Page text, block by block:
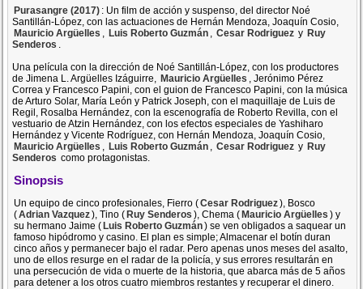
Purasangre (2017) : Un film de acción y suspenso, del director Noé
Santillán-López, con las actuaciones de Hernán Mendoza, Joaquín Cosio,
Mauricio Argüelles , Luis Roberto Guzmán , Cesar Rodriguez y Ruy
Senderos .
Una película con la dirección de Noé Santillán-López, con los productores
de Jimena L. Argüelles Izáguirre, Mauricio Argüelles , Jerónimo Pérez
Correa y Francesco Papini, con el guion de Francesco Papini, con la música
de Arturo Solar, María León y Patrick Joseph, con el maquillaje de Luis de
Regil, Rosalba Hernández, con la escenografía de Roberto Revilla, con el
vestuario de Atzin Hernández, con los efectos especiales de Yashiharo
Hernández y Vicente Rodríguez, con Hernán Mendoza, Joaquín Cosio,
Mauricio Argüelles , Luis Roberto Guzmán , Cesar Rodriguez y Ruy
Senderos como protagonistas.
Sinopsis
Un equipo de cinco profesionales, Fierro (Cesar Rodriguez), Bosco
(Adrian Vazquez), Tino (Ruy Senderos ), Chema (Mauricio Argüelles ) y
su hermano Jaime (Luis Roberto Guzmán) se ven obligados a saquear un
famoso hipódromo y casino. El plan es simple; Almacenar el botín duran
cinco años y permanecer bajo el radar. Pero apenas unos meses del asalto,
uno de ellos resurge en el radar de la policía, y sus errores resultarán en
una persecución de vida o muerte de la historia, que abarca más de 5 años
para detener a los otros cuatro miembros restantes y recuperar el dinero.